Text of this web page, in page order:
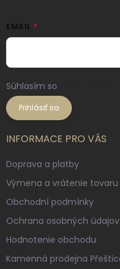
EMAIL
Súhlasím so
Prihlásiť sa
INFORMACE PRO VÁS
Doprava a platby
Výmena a vrátenie tovaru
Obchodní podmínky
Ochrana osobných údajov
Hodnotenie obchodu
Kamenná prodejna